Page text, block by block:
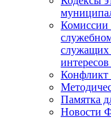
Комиссии
служащих
Конфликт
Памятка
Новости